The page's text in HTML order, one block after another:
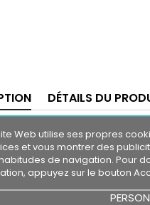
DÉTAILS DU
Pare-Soleil SubaruImpreza
cm
soleil couleur au choix
Impreza couleur au choix
Web utilise ses propres
et vous montrer des
de navigation. Pour
appuyez sur le bouton